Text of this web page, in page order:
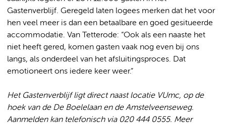
Gastenverblijf. Geregeld laten logees merken dat het voor
hen veel meer is dan een betaalbare en goed gesitueerde
accommodatie. Van Tetterode: “Ook als een naaste het
niet heeft gered, komen gasten vaak nog even bij ons
langs, als onderdeel van het afsluitingsproces. Dat
emotioneert ons iedere keer weer.”
Het Gastenverblijf ligt direct naast locatie VUmc, op de
hoek van de De Boelelaan en de Amstelveenseweg.
Aanmelden kan telefonisch via 020 444 0555. Meer